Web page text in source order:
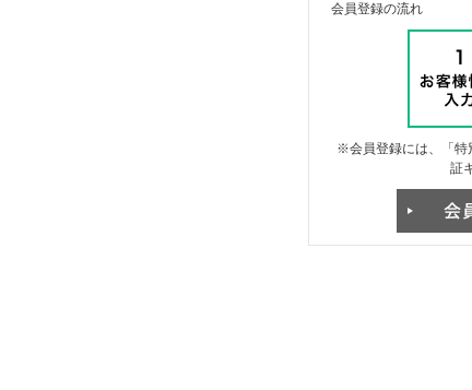
会員登録の流れ
※会員登録には、「特
証